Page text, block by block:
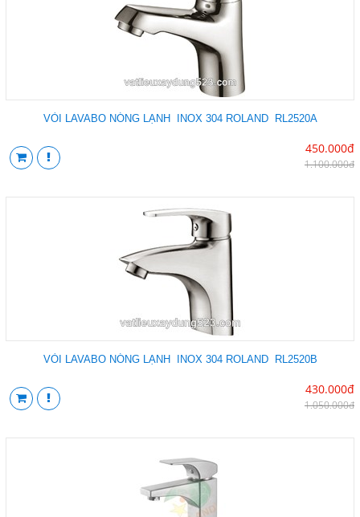
VÒI LAVABO NÓNG LẠNH INOX 304 ROLAND RL2520A
450.000đ
1.100.000đ
VÒI LAVABO NÓNG LẠNH INOX 304 ROLAND RL2520B
430.000đ
1.050.000đ